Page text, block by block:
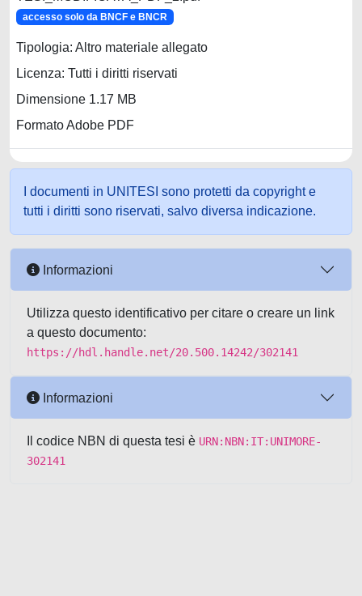
accesso solo da BNCF e BNCR
Tipologia: Altro materiale allegato
Licenza: Tutti i diritti riservati
Dimensione 1.17 MB
Formato Adobe PDF
I documenti in UNITESI sono protetti da copyright e
tutti i diritti sono riservati, salvo diversa indicazione.
Informazioni
Utilizza questo identificativo per citare o creare un link
a questo documento:
https://hdl.handle.net/20.500.14242/302141
Informazioni
Il codice NBN di questa tesi è URN:NBN:IT:UNIMORE-
302141